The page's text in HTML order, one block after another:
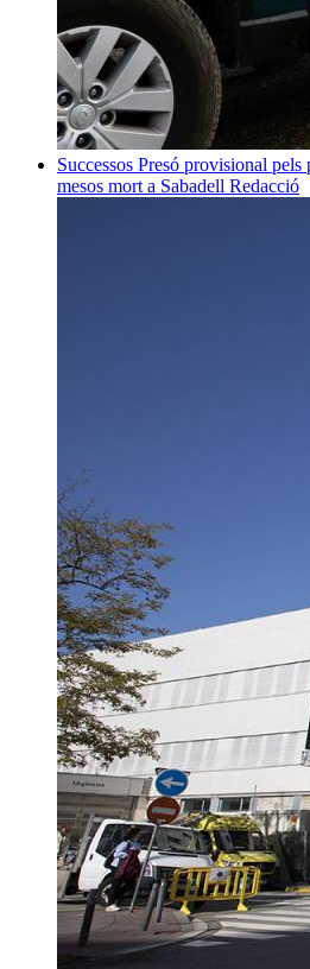
Successos Presó provisional pels
mesos mort a Sabadell Redacció